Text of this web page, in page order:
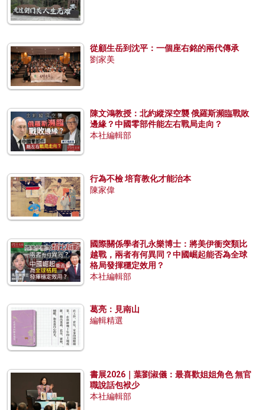
從顧生岳到沈平：一個座右銘的兩代傳承
劉家美
陳文鴻教授：北約縱深空襲 俄羅斯瀕臨戰敗
邊緣？中國零部件能左右戰局走向？
本社編輯部
行為不檢 培育教化才能治本
陳家偉
國際關係學者孔永樂博士：將美伊衝突類比
越戰，兩者有何異同？中國崛起能否為全球
格局發揮穩定效用？
本社編輯部
葛亮：見南山
編輯精選
書展2026｜葉劉淑儀：最喜歡姐姐角色 無官
職說話包袱少
本社編輯部